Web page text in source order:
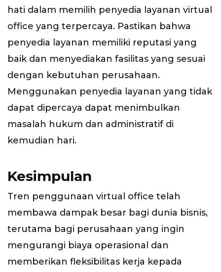
hati dalam memilih penyedia layanan virtual
office yang terpercaya. Pastikan bahwa
penyedia layanan memiliki reputasi yang
baik dan menyediakan fasilitas yang sesuai
dengan kebutuhan perusahaan.
Menggunakan penyedia layanan yang tidak
dapat dipercaya dapat menimbulkan
masalah hukum dan administratif di
kemudian hari.
Kesimpulan
Tren penggunaan virtual office telah
membawa dampak besar bagi dunia bisnis,
terutama bagi perusahaan yang ingin
mengurangi biaya operasional dan
memberikan fleksibilitas kerja kepada